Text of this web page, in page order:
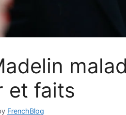
et faits
FrenchBlog